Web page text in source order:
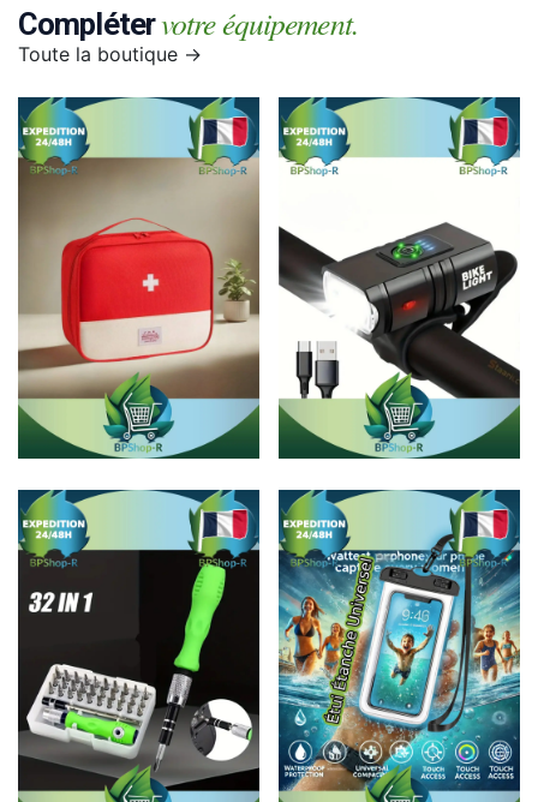
Complétervotre équipement.
Toute la boutique →
Sac premiers
secours
10 €
→
Lampe 1200 lumens
Kit réparation 32-en-
1
Étui étanche
universel